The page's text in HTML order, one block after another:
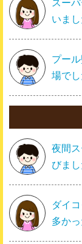
スー
いまし
プー
場でし
夜間
びまし
ダイ
多か